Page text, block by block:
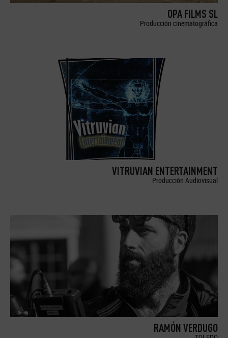
OPA FILMS SL
Producción cinematográfica
VITRUVIAN ENTERTAINMENT
Producción Audiovisual
RAMÓN VERDUGO